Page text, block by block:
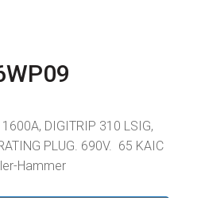
1600A, DIGITRIP 310 LSIG,
PLUG. 690V. 65 KAIC
Hammer